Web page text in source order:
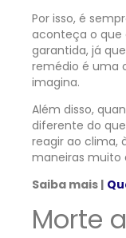
Por isso, é
aconteça o que
garantida, já
remédio é uma
imagina.
Além disso,
diferente do
reagir ao clima,
maneiras muito
Saiba mais |
Morte